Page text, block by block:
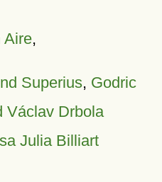
Aire,
Superius, Godric
Václav Drbola
Julia Billiart